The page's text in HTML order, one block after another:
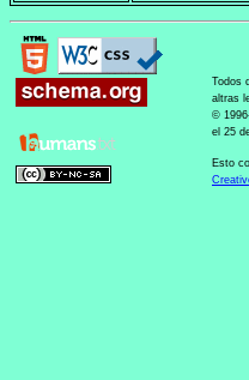
Todos
altras
©
el 25
Esto